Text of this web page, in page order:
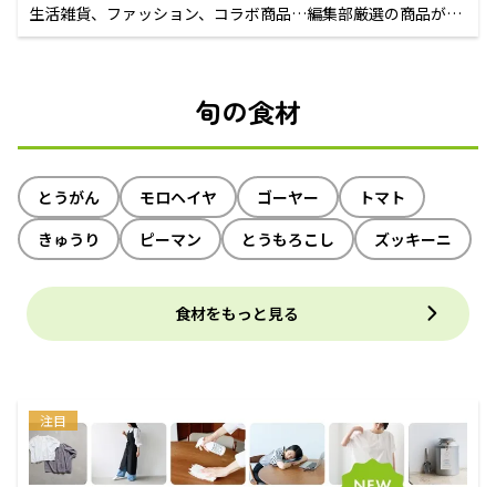
生活雑貨、ファッション、コラボ商品…編集部厳選の商品が買
えるECサイト
旬の食材
とうがん モロヘイヤ ゴーヤー
トマト
きゅうり
ピーマン とうもろこし ズッキーニ
食材をもっと見る
注目